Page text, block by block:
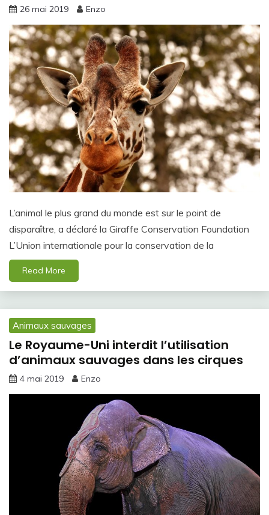
26 mai 2019 Enzo
L’animal le plus grand du monde est sur le point de
disparaître, a déclaré la Giraffe Conservation Foundation
L’Union internationale pour la conservation de la
Read More
Animaux sauvages
Le Royaume-Uni interdit l’utilisation
d’animaux sauvages dans les cirques
4 mai 2019 Enzo